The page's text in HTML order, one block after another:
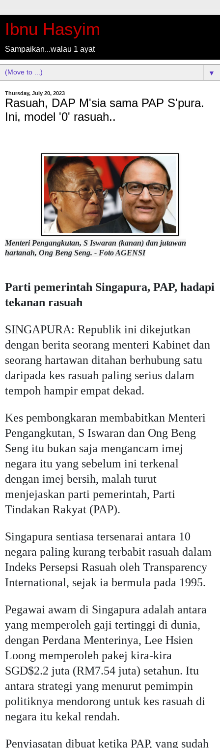
Ibnu Hasyim
Sampaikan...walau 1 ayat
▼
Thursday, July 20, 2023
Rasuah, DAP M'sia sama PAP S'pura.
Ini, model '0' rasuah..
Menteri Pengangkutan, S Iswaran (kanan) dan jutawan
hartanah, Ong Beng Seng. - Foto AGENSI
Parti pemerintah Singapura, PAP, hadapi
tekanan rasuah
SINGAPURA: Republik ini dikejutkan
dengan berita seorang menteri Kabinet dan
seorang hartawan ditahan berhubung satu
daripada kes rasuah paling serius dalam
tempoh hampir empat dekad.
Kes pembongkaran membabitkan Menteri
Pengangkutan, S Iswaran dan Ong Beng
Seng itu bukan saja mengancam imej
negara itu yang sebelum ini terkenal
dengan imej bersih, malah turut
menjejaskan parti pemerintah, Parti
Tindakan Rakyat (PAP).
Singapura sentiasa tersenarai antara 10
negara paling kurang terbabit rasuah dalam
Indeks Persepsi Rasuah oleh Transparency
International, sejak ia bermula pada 1995.
Pegawai awam di Singapura adalah antara
yang memperoleh gaji tertinggi di dunia,
dengan Perdana Menterinya, Lee Hsien
Loong memperoleh pakej kira-kira
SGD$2.2 juta (RM7.54 juta) setahun. Itu
antara strategi yang menurut pemimpin
politiknya mendorong untuk kes rasuah di
negara itu kekal rendah.
Penyiasatan dibuat ketika PAP, yang sudah